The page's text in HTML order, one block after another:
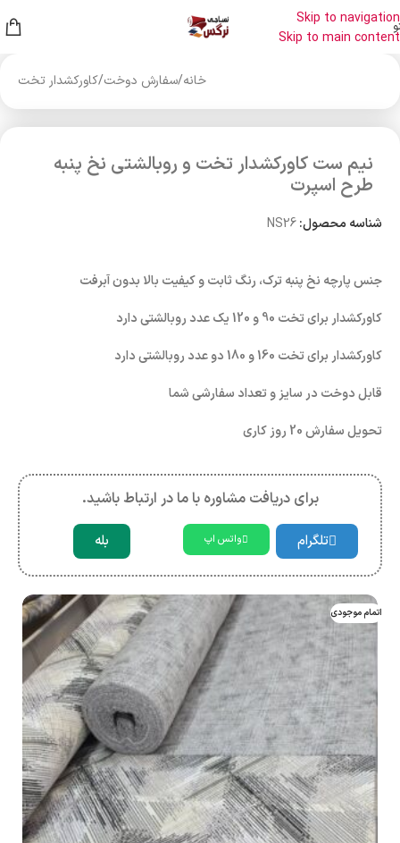
Skip to navigation
Skip to main content
خانه/سفارش دوخت/کاورکشدار تخت
نیم ست کاورکشدار تخت و روبالشتی نخ پنبه
طرح اسپرت
شناسه محصول:NS26
جنس پارچه نخ پنبه ترک، رنگ ثابت و کیفیت بالا بدون آبرفت
کاورکشدار برای تخت 90 و 120 یک عدد روبالشتی دارد
کاورکشدار برای تخت 160 و 180 دو عدد روبالشتی دارد
قابل دوخت در سایز و تعداد سفارشی شما
تحویل سفارش 20 روز کاری
برای دریافت مشاوره با ما در ارتباط باشید.
تلگرام واتس اپ بله
اتمام موجودی